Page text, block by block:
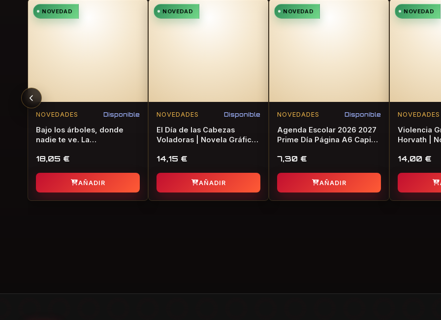
NOVEDAD
NOVEDADES Disponible
Bajo los árboles, donde
nadie te ve. La
primavera | Novela Gráfica
18,05 €
AÑADIR
NOVEDAD
NOVEDADES Disponible
El Día de las Cabezas
Voladoras | Novela Gráfica
14,15 €
AÑADIR
NOVEDAD
NOVEDADES Disponible
Agenda Escolar 2026 2027
Prime Día Página A6 Capi
7,30 €
AÑADIR
NOVEDAD
NOVEDADES
Violencia
Horvath |
14,00 €